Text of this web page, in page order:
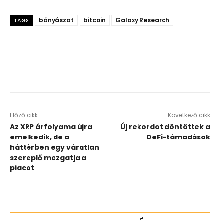
TAGS bányászat bitcoin Galaxy Research
Előző cikk
Az XRP árfolyama újra
emelkedik, de a
háttérben egy váratlan
szereplő mozgatja a
piacot
Következő cikk
Új rekordot döntöttek a
DeFi-támadások